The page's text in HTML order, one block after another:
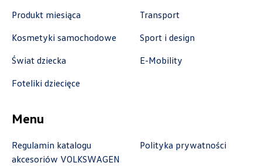
+48 182 610 210
Autorud Stalowa Wola
+48 797 025 052
k.cwik@autorudstw.pl
Produkt miesiąca
Transport
Kosmetyki samochodowe
Sport i design
Świat dziecka
E-Mobility
Foteliki dziecięce
Menu
Regulamin katalogu
akcesoriów VOLKSWAGEN
Polityka prywatności